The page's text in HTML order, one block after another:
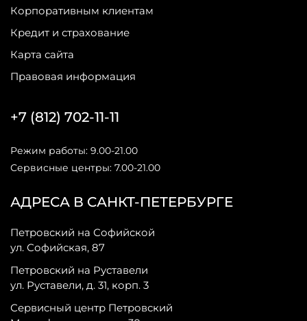
Корпоративным клиентам
Кредит и страхование
Карта сайта
Правовая информация
АДРЕСА В САНКТ-ПЕТЕРБУРГЕ
Петровский на Софийской
ул. Софийская, 87
Петровский на Руставели
ул. Руставели, д. 31, корп. 3
Сервисный центр Петровский
+7 (812) 702-11-11
Режим работы: 9.00-21.00
Сервисные центры: 7.00-21.00